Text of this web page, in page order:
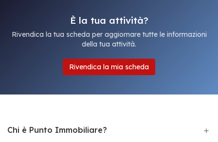
È la tua attività?
Rivendica la tua scheda per aggiornare tutte le informazioni
della tua attività.
Rivendica la mia scheda
Chi è Punto Immobiliare?